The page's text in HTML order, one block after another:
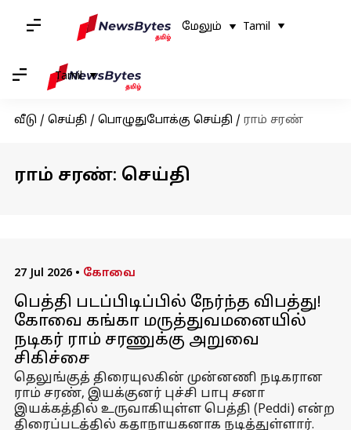
மேலும் Tamil
Tamil
வீடு / செய்தி / பொழுதுபோக்கு செய்தி / ராம் சரண்
ராம் சரண்: செய்தி
27 Jul 2026 • கோவை
பெத்தி படப்பிடிப்பில் நேர்ந்த விபத்து!
கோவை கங்கா மருத்துவமனையில்
நடிகர் ராம் சரணுக்கு அறுவை
சிகிச்சை
தெலுங்குத் திரையுலகின் முன்னணி நடிகரான
ராம் சரண், இயக்குனர் புச்சி பாபு சனா
இயக்கத்தில் உருவாகியுள்ள பெத்தி (Peddi) என்ற
திரைப்படத்தில் கதாநாயகனாக நடித்துள்ளார்.